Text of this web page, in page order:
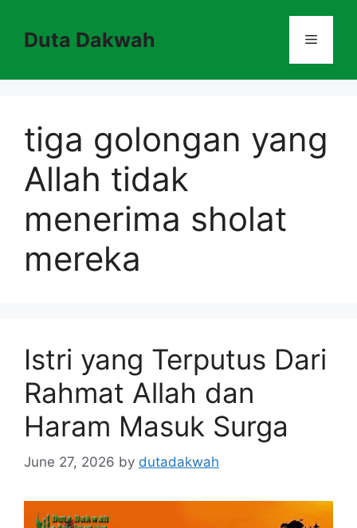
contentDuta Dakwah Menu
tiga golongan yang
Allah tidak
menerima sholat
mereka
Istri yang Terputus Dari
Rahmat Allah dan
Haram Masuk Surga
June 27, 2026 by dutadakwah